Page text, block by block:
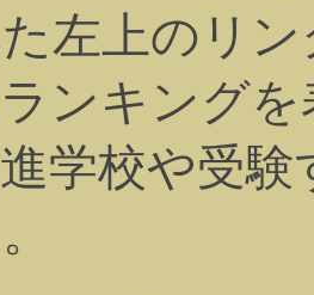
左上のリ
ンキング
進学校や受